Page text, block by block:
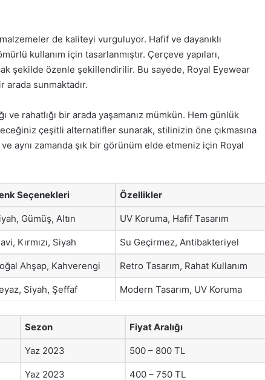
de kaliteyi vurguluyor. Hafif ve dayanıklı
kullanım için tasarlanmıştır. Çerçeve yapıları,
şekilde özenle şekillendirilir. Bu sayede, Royal Eyewear
arada sunmaktadır.
ve rahatlığı bir arada yaşamanız mümkün. Hem günlük
çeşitli alternatifler sunarak, stilinizin öne çıkmasına
ve aynı zamanda şık bir görünüm elde etmeniz için Royal
Seçenekleri Özellikler
Gümüş, Altın UV Koruma, Hafif Tasarım
Kırmızı, Siyah Su Geçirmez, Antibakteriyel
Ahşap, Kahverengi Retro Tasarım, Rahat Kullanım
Siyah, Şeffaf Modern Tasarım, UV Koruma
Sezon Fiyat Aralığı
Yaz 2023 500 – 800 TL
Yaz 2023 400 – 750 TL